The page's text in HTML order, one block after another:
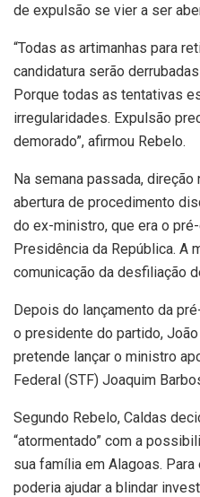
de expulsão se vier a ser
“Todas as artimanhas para
candidatura serão
Porque todas as tentativas
irregularidades. Expulsão
demorado”, afirmou Rebelo.
Na semana passada,
abertura de procedimento
do ex-ministro, que era o
Presidência da República. A
comunicação da desfiliação
Depois do lançamento da
o presidente do partido,
pretende lançar o ministro
Federal (STF) Joaquim
Segundo Rebelo, Caldas
“atormentado” com a
sua família em Alagoas.
poderia ajudar a blindar